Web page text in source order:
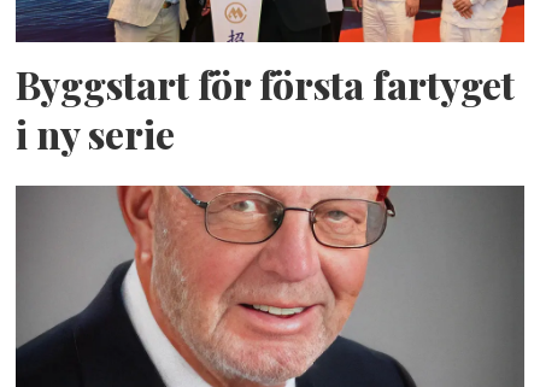
Byggstart för första fartyget
i ny serie